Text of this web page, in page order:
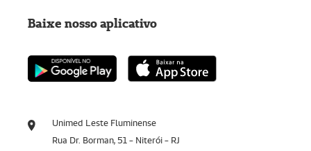
Unimed Leste Fluminense
Rua Dr. Borman, 51 - Niterói - RJ
Baixe nosso aplicativo